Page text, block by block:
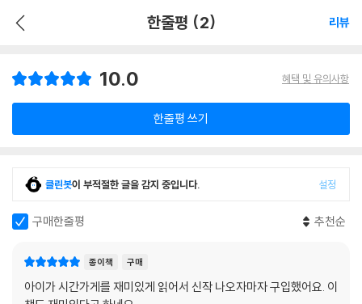
한줄평 (2) 리뷰
10.0 혜택 및 유의사항
한줄평 쓰기
클린봇이 부적절한 글을 감지 중입니다. 설정
구매한줄평 추천순
종이책 구매
아이가 시간가게를 재미있게 읽어서 신작 나오자마자 구입했어요. 이